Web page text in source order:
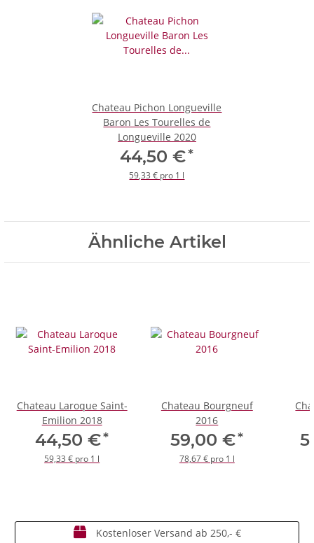
Chateau Pichon Longueville
Baron Les Tourelles de
Longueville 2020
44,50 €*
59,33 € pro 1 l
Ähnliche Artikel
Chateau Laroque Saint-
Emilion 2018
44,50 €*
59,33 € pro 1 l
Chateau Bourgneuf
2016
59,00 €*
78,67 € pro 1 l
Kostenloser Versand ab 250,- €